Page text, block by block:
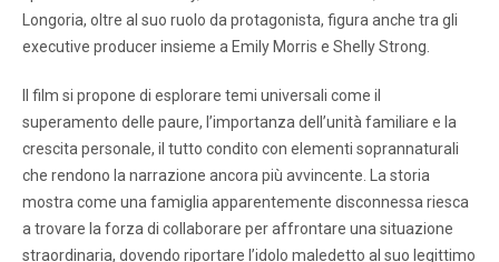
Longoria, oltre al suo ruolo da protagonista, figura anche tra gli
executive producer insieme a Emily Morris e Shelly Strong.
Il film si propone di esplorare temi universali come il
superamento delle paure, l’importanza dell’unità familiare e la
crescita personale, il tutto condito con elementi soprannaturali
che rendono la narrazione ancora più avvincente. La storia
mostra come una famiglia apparentemente disconnessa riesca
a trovare la forza di collaborare per affrontare una situazione
straordinaria, dovendo riportare l’idolo maledetto al suo legittimo